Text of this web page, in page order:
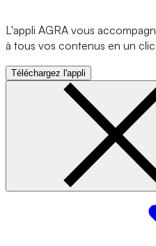
L'appli AGRA vous
à tous vos contenus en un
Téléchargez l'appli